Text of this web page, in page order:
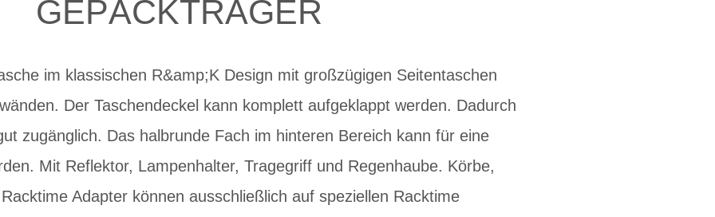
GEPÄCKTRÄGER
im klassischen R&amp;K Design mit großzügigen Seitentaschen
Der Taschendeckel kann komplett aufgeklappt werden. Dadurch
zugänglich. Das halbrunde Fach im hinteren Bereich kann für eine
Mit Reflektor, Lampenhalter, Tragegriff und Regenhaube. Körbe,
Adapter können ausschließlich auf speziellen Racktime